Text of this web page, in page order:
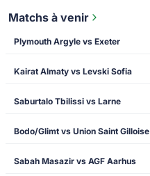
Matchs à venir
Plymouth Argyle vs Exeter
Kairat Almaty vs Levski Sofia
Saburtalo Tbilissi vs Larne
Bodo/Glimt vs Union Saint Gilloise
Sabah Masazir vs AGF Aarhus